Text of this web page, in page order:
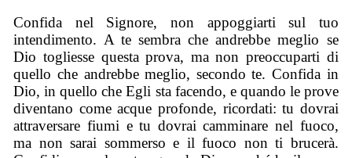
Confida nel Signore, non appoggiarti sul tuo
intendimento. A te sembra che andrebbe meglio se
Dio togliesse questa prova, ma non preoccuparti di
quello che andrebbe meglio, secondo te. Confida in
Dio, in quello che Egli sta facendo, e quando le prove
diventano come acque profonde, ricordati: tu dovrai
attraversare fiumi e tu dovrai camminare nel fuoco,
ma non sarai sommerso e il fuoco non ti brucerà.